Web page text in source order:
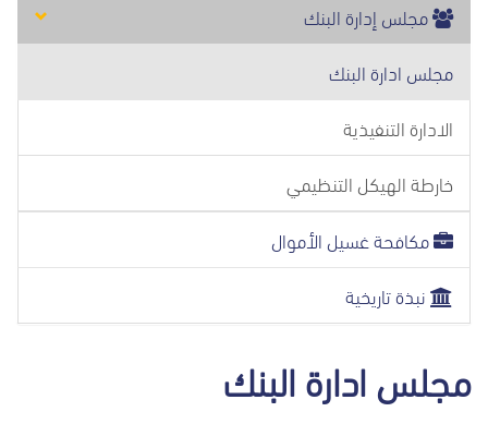
مجلس إدارة البنك
مجلس ادارة البنك
الادارة التنفيذية
خارطة الهيكل التنظيمي
مكافحة غسيل الأموال
نبذة تاريخية
مجلس ادارة البنك